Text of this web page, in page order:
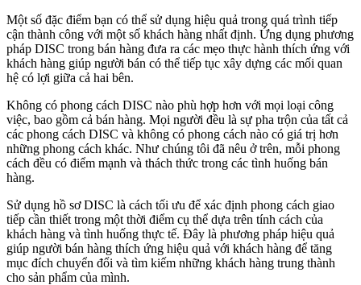
Một số đặc điểm bạn có thể sử dụng hiệu quả trong quá trình tiếp
cận thành công với một số khách hàng nhất định. Ứng dụng phương
pháp DISC trong bán hàng đưa ra các mẹo thực hành thích ứng với
khách hàng giúp người bán có thể tiếp tục xây dựng các mối quan
hệ có lợi giữa cả hai bên.
Không có phong cách DISC nào phù hợp hơn với mọi loại công
việc, bao gồm cả bán hàng. Mọi người đều là sự pha trộn của tất cả
các phong cách DISC và không có phong cách nào có giá trị hơn
những phong cách khác. Như chúng tôi đã nêu ở trên, mỗi phong
cách đều có điểm mạnh và thách thức trong các tình huống bán
hàng.
Sử dụng hồ sơ DISC là cách tối ưu để xác định phong cách giao
tiếp cần thiết trong một thời điểm cụ thể dựa trên tính cách của
khách hàng và tình huống thực tế. Đây là phương pháp hiệu quả
giúp người bán hàng thích ứng hiệu quả với khách hàng để tăng
mục đích chuyển đổi và tìm kiếm những khách hàng trung thành
cho sản phẩm của mình.